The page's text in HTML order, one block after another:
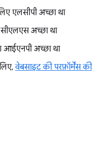
एलसीपी अच्छा था
अच्छा था
आईएनपी अच्छा था
वेबसाइट की परफ़ॉर्मेंस की